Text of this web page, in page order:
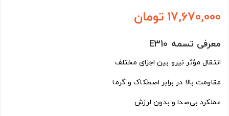
17,670,000 تومان
معرفی تسمه E310
انتقال مؤثر نیرو بین اجزای مختلف
مقاومت بالا در برابر اصطکاک و گرما
عملکرد بی‌صدا و بدون لرزش